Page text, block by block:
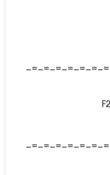
-=-=-=-=-=-=-
-=-=-=-=-=-=-